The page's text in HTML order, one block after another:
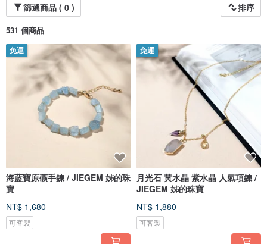
篩選商品 ( 0 )
排序
531 個商品
免運
海藍寶原礦手鍊 / JIEGEM 姊的珠
寶
NT$ 1,680
可客製
免運
月光石 黃水晶 紫水晶 人氣項鍊 /
JIEGEM 姊的珠寶
NT$ 1,880
可客製